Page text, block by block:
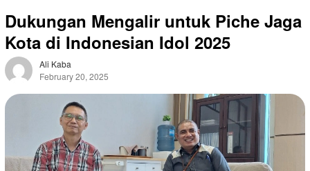
Dukungan Mengalir untuk Piche Jaga
Kota di Indonesian Idol 2025
Ali Kaba
February 20, 2025